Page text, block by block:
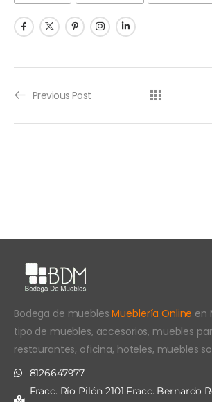
Previous Post
Bodega de mueblesMueblería Online en
tipo de muebles, accesorios, muebles
restaurantes, oficina, hoteles, muebles
8126647977
Fracc. Río Pilón 2101 Fracc. Bernardo